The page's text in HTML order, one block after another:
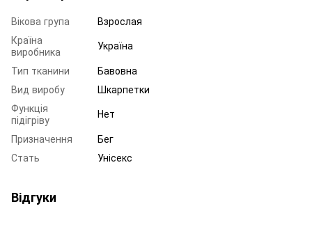
Вікова група
Взрослая
Країна
виробника
Україна
Тип тканини
Бавовна
Вид виробу
Шкарпетки
Функція
підігріву
Нет
Призначення
Бег
Стать
Унісекс
Відгуки